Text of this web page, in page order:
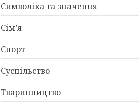
Символіка та значення
Сім’я
Спорт
Суспільство
Тваринництво